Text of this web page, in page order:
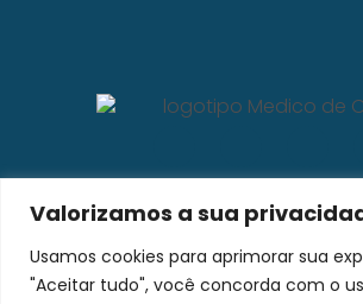
Valorizamos a sua
Usamos cookies para aprimorar sua
"Aceitar tudo", você concorda com o